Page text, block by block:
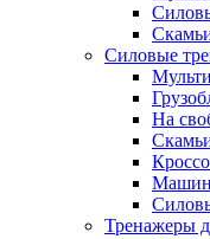
Силовые
На
Тренажеры